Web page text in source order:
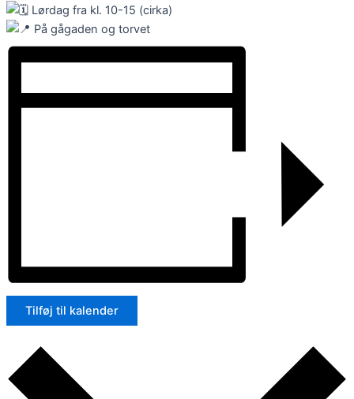
Lørdag fra kl. 10-15 (cirka)
På gågaden og torvet
Tilføj til kalender